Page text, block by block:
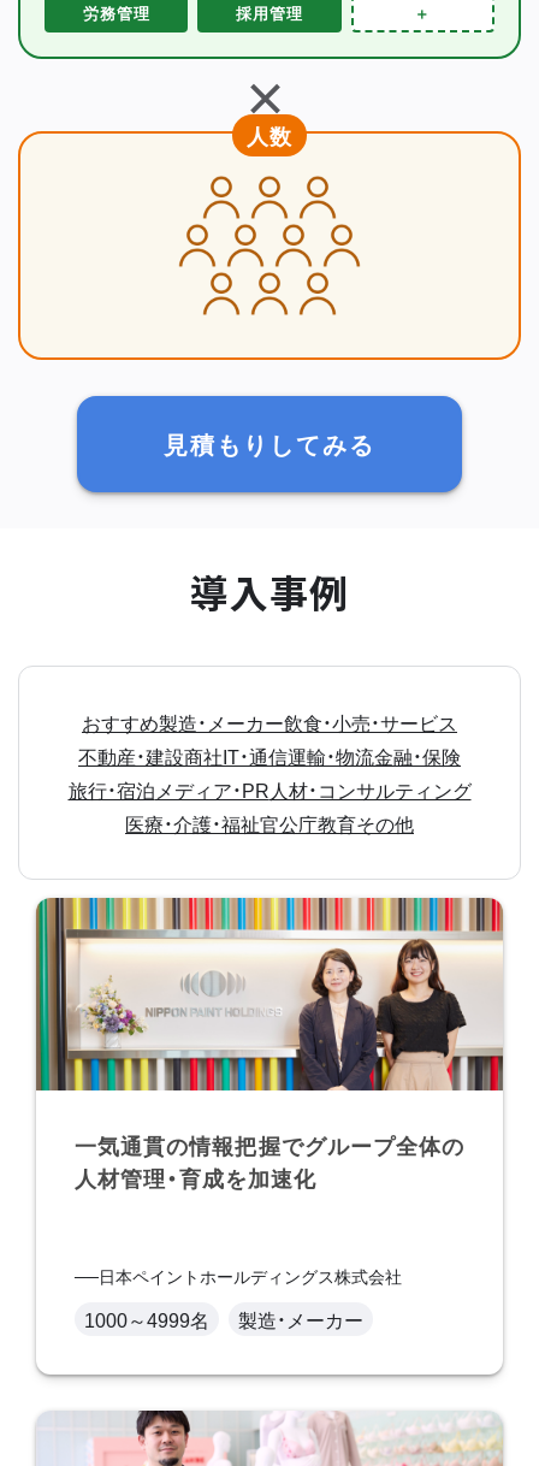
労務管理 採用管理 ＋
＋
人数
見積もりしてみる
導入事例
おすすめ製造・メーカー飲食・小売・サービス
不動産・建設商社IT・通信運輸・物流金融・保険
旅行・宿泊 メディア・PR人材・コンサルティング
医療・介護・福祉官公庁教育その他
一気通貫の情報把握でグループ全体の
人材管理・育成を加速化
日本ペイントホールディングス株式会社
1000～4999名 製造・メーカー